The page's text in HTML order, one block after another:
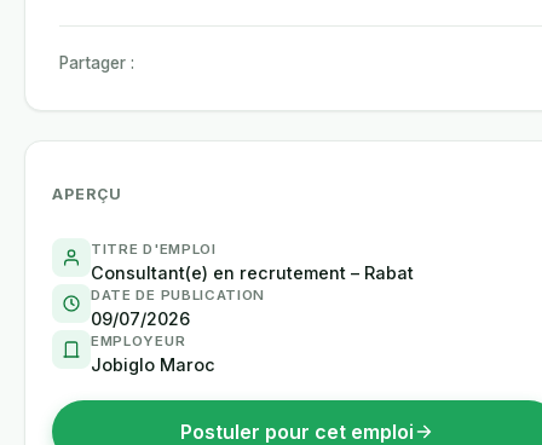
Partager :
APERÇU
TITRE D'EMPLOI
Consultant(e) en recrutement – Rabat
DATE DE PUBLICATION
09/07/2026
EMPLOYEUR
Jobiglo Maroc
Postuler pour cet emploi